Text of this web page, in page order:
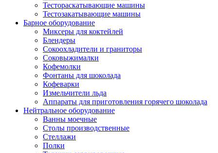
Тестораскатывающие машины
Тестозакатывающие машины
Барное оборудование
Миксеры для коктейлей
Блендеры
Сокоохладители и граниторы
Соковыжималки
Кофемолки
Фонтаны для шоколада
Кофеварки
Измельчители льда
Аппараты для приготовления горячего шоколада
Нейтральное оборудование
Ванны моечные
Столы производственные
Стеллажи
Полки